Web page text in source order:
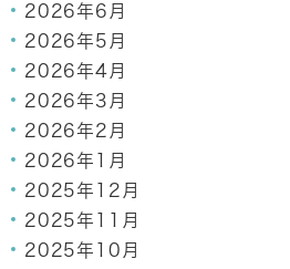
2026年6月
2026年5月
2026年4月
2026年3月
2026年2月
2026年1月
2025年12月
2025年11月
2025年10月